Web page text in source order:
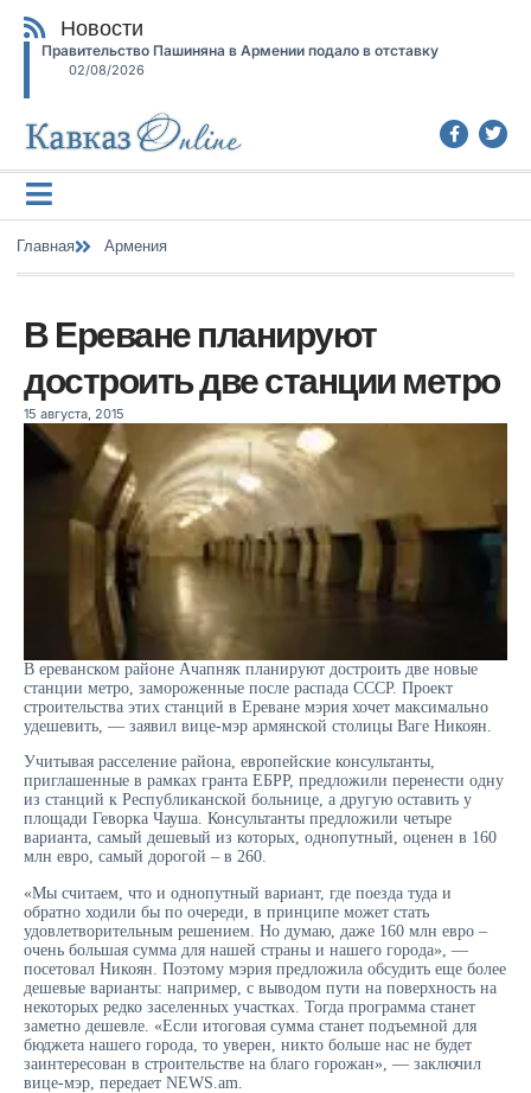
Новости
Правительство Пашиняна в Армении подало в отставку
02/08/2026
Главная Армения
В Ереване планируют
достроить две станции метро
15 августа, 2015
В ереванском районе Ачапняк планируют достроить две новые
станции метро, замороженные после распада СССР. Проект
строительства этих станций в Ереване мэрия хочет максимально
удешевить, — заявил вице-мэр армянской столицы Ваге Никоян.
Учитывая расселение района, европейские консультанты,
приглашенные в рамках гранта ЕБРР, предложили перенести одну
из станций к Республиканской больнице, а другую оставить у
площади Геворка Чауша. Консультанты предложили четыре
варианта, самый дешевый из которых, однопутный, оценен в 160
млн евро, самый дорогой – в 260.
«Мы считаем, что и однопутный вариант, где поезда туда и
обратно ходили бы по очереди, в принципе может стать
удовлетворительным решением. Но думаю, даже 160 млн евро –
очень большая сумма для нашей страны и нашего города», —
посетовал Никоян. Поэтому мэрия предложила обсудить еще более
дешевые варианты: например, с выводом пути на поверхность на
некоторых редко заселенных участках. Тогда программа станет
заметно дешевле. «Если итоговая сумма станет подъемной для
бюджета нашего города, то уверен, никто больше нас не будет
заинтересован в строительстве на благо горожан», — заключил
вице-мэр, передает NEWS.am.